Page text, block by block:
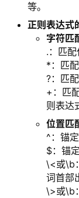
等。
正则表达式
字符匹
.：匹
*：匹
?：匹
+：匹
则表达
位置匹
^：锚
$：锚
\<或\b
词首部
\>或\b